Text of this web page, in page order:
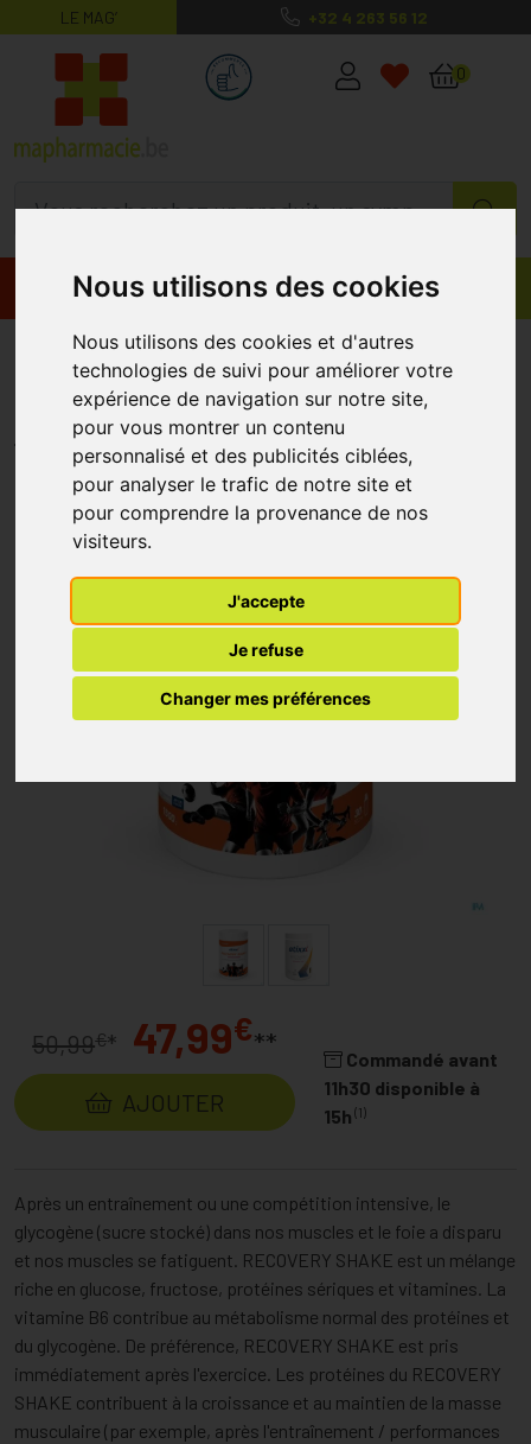
Nous utilisons des cookies
Nous utilisons des cookies et d'autres
technologies de suivi pour améliorer votre
expérience de navigation sur notre site,
pour vous montrer un contenu
personnalisé et des publicités ciblées,
pour analyser le trafic de notre site et
pour comprendre la provenance de nos
visiteurs.
J'accepte
Je refuse
Changer mes préférences
LE MAG’ +32 4 263 56 12
MaPharmacie.be ma santé, mes
0
Promos Produits
Etixx Recovery Shake
Framboise/kiwi 1,5
ETIXX
50,99€* 47,99€**
AJOUTER
Commandé avant
11h30 disponible à
15h (1)
Après un entraînement ou une compétition intensive, le
glycogène (sucre stocké) dans nos muscles et le foie a disparu
et nos muscles se fatiguent. RECOVERY SHAKE est un mélange
riche en glucose, fructose, protéines sériques et vitamines. La
vitamine B6 contribue au métabolisme normal des protéines et
du glycogène. De préférence, RECOVERY SHAKE est pris
immédiatement après l'exercice. Les protéines du RECOVERY
SHAKE contribuent à la croissance et au maintien de la masse
musculaire (par exemple, après l'entraînement / performances